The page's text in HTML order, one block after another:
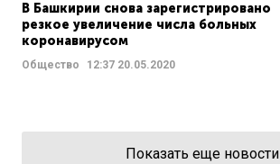
В Башкирии снова зарегистрировано
резкое увеличение числа больных
коронавирусом
Общество 12:37 20.05.2020
Показать еще новости